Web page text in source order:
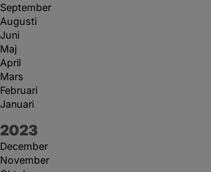
September
Augusti
Juni
Maj
April
Mars
Februari
Januari
År:
2023
December
November